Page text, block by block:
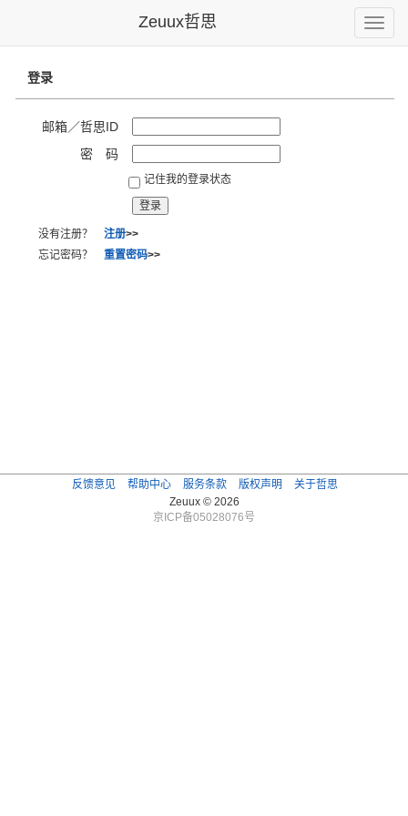
Toggle
Zeuux哲思
登录
邮箱／哲思ID
密 码
记住我的登录状态
没有注册？ 注册>>
忘记密码？ 重置密码>>
反馈意见 帮助中心 服务条款 版权声明
关于哲思
Zeuux © 2026
京ICP备05028076号